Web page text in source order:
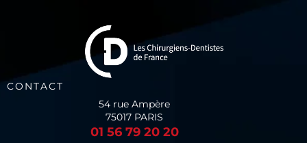
CONTACT
54 rue Ampère
75017 PARIS
01 56 79 20 20